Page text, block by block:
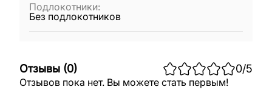
Подлокотники:
Без подлокотников
Отзывы (0) 0/5
Отзывов пока нет. Вы можете стать первым!